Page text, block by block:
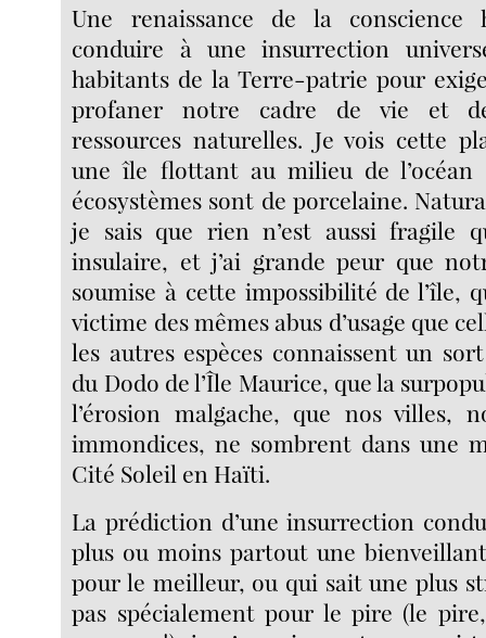
Une renaissance de la conscience
conduire à une insurrection
habitants de la Terre-patrie pour
profaner notre cadre de vie et
ressources naturelles. Je vois cette
une île flottant au milieu de l’océan
écosystèmes sont de porcelaine.
je sais que rien n’est aussi fragile
insulaire, et j’ai grande peur que
soumise à cette impossibilité de l’île,
victime des mêmes abus d’usage que
les autres espèces connaissent un
du Dodo de l’Île Maurice, que la
l’érosion malgache, que nos villes,
immondices, ne sombrent dans une
Cité Soleil en Haïti.
La prédiction d’une insurrection
plus ou moins partout une
pour le meilleur, ou qui sait une plus
pas spécialement pour le pire (le